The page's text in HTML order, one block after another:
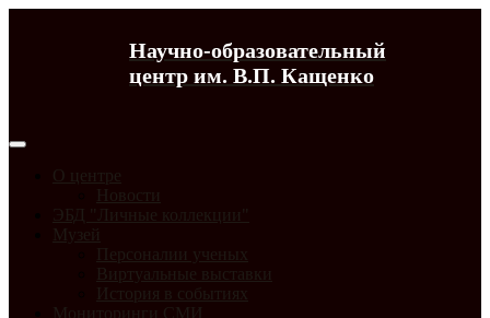
Научно-образовательный
центр им. В.П. Кащенко
О центре
Новости
ЭБД "Личные коллекции"
Музей
Персоналии ученых
Виртуальные выставки
История в событиях
Мониторинги СМИ